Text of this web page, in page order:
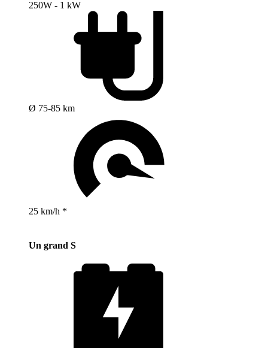
250W - 1 kW
Ø 75-85 km
25 km/h *
Un grand S